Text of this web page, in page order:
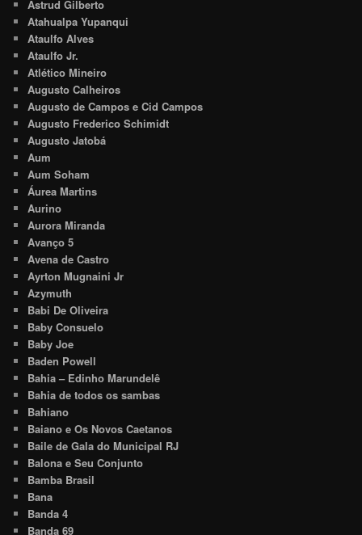
Astrud Gilberto
Atahualpa Yupanqui
Ataulfo Alves
Ataulfo Jr.
Atlético Mineiro
Augusto Calheiros
Augusto de Campos e Cid Campos
Augusto Frederico Schimidt
Augusto Jatobá
Aum
Aum Soham
Áurea Martins
Aurino
Aurora Miranda
Avanço 5
Avena de Castro
Ayrton Mugnaini Jr
Azymuth
Babi De Oliveira
Baby Consuelo
Baby Joe
Baden Powell
Bahia – Edinho Marundelê
Bahia de todos os sambas
Bahiano
Baiano e Os Novos Caetanos
Baile de Gala do Municipal RJ
Balona e Seu Conjunto
Bamba Brasil
Bana
Banda 4
Banda 69